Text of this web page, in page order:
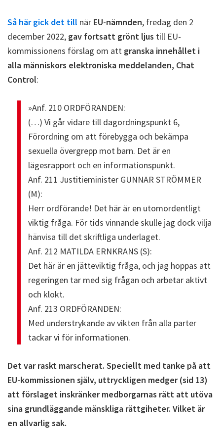
Så här gick det till när EU-nämnden, fredag den 2
december 2022, gav fortsatt grönt ljus till EU-
kommissionens förslag om att granska innehållet i
alla människors elektroniska meddelanden, Chat
Control:
»Anf. 210 ORDFÖRANDEN:
(…) Vi går vidare till dagordningspunkt 6,
Förordning om att förebygga och bekämpa
sexuella övergrepp mot barn. Det är en
lägesrapport och en informationspunkt.
Anf. 211 Justitieminister GUNNAR STRÖMMER
(M):
Herr ordförande! Det här är en utomordentligt
viktig fråga. För tids vinnande skulle jag dock vilja
hänvisa till det skriftliga underlaget.
Anf. 212 MATILDA ERNKRANS (S):
Det här är en jätteviktig fråga, och jag hoppas att
regeringen tar med sig frågan och arbetar aktivt
och klokt.
Anf. 213 ORDFÖRANDEN:
Med understrykande av vikten från alla parter
tackar vi för informationen.
Det var raskt marscherat. Speciellt med tanke på att
EU-kommissionen själv, uttryckligen medger (sid 13)
att förslaget inskränker medborgarnas rätt att utöva
sina grundläggande mänskliga rättgiheter. Vilket är
en allvarlig sak.